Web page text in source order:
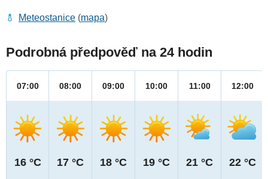
Meteostanice (mapa)
Podrobná předpověď na 24 hodin
07:00
16 °C
08:00
17 °C
09:00
18 °C
10:00
19 °C
11:00
21 °C
12:00
22 °C